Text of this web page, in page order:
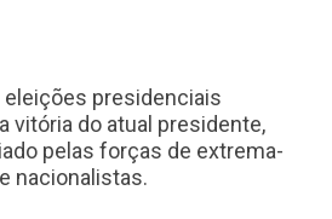
presidenciais
vitória do atual presidente,
pelas forças de extrema-
nacionalistas.